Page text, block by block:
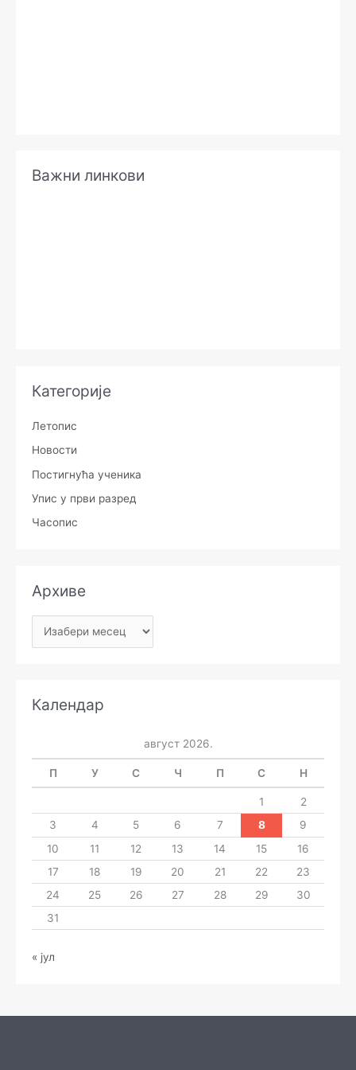
Важни линкови
Категорије
Летопис
Новости
Постигнућа ученика
Упис у први разред
Часопис
Архиве
Календар
август 2026.
П У С Ч П С Н
1
2
3
4 5 6 7 8
9
10
11 12 13 14 15
16
17
18 19 20 21 22
23
24
25 26 27 28 29
30
31
« јул